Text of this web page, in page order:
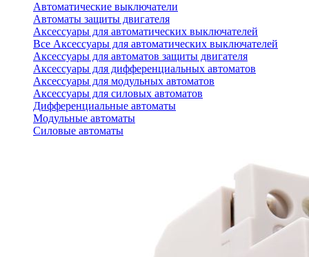
Автоматические выключатели
Автоматы защиты двигателя
Аксессуары для автоматических выключателей
Все Аксессуары для автоматических выключателей
Аксессуары для автоматов защиты двигателя
Аксессуары для дифференциальных автоматов
Аксессуары для модульных автоматов
Аксессуары для силовых автоматов
Дифференциальные автоматы
Модульные автоматы
Силовые автоматы